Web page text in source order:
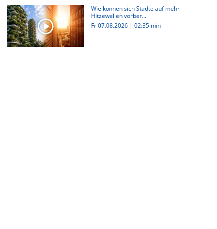
Wie können sich Städte auf mehr
Hitzewellen vorber...
Fr 07.08.2026 | 02:35 min